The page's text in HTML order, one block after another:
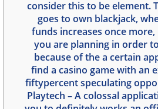
consider this to be element.
goes to own blackjack,
funds increases once more,
you are planning in order
because of the a certain
find a casino game with an
fiftypercent speculating
Playtech – A colossal